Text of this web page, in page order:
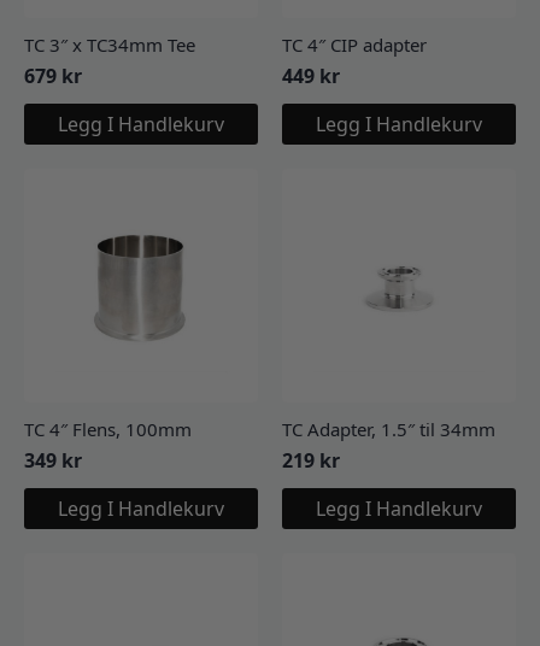
TC 3″ x TC34mm Tee
679 kr
Legg I Handlekurv
TC 4″ CIP adapter
449 kr
Legg I Handlekurv
TC 4″ Flens, 100mm
349 kr
Legg I Handlekurv
TC Adapter, 1.5″ til 34mm
219 kr
Legg I Handlekurv